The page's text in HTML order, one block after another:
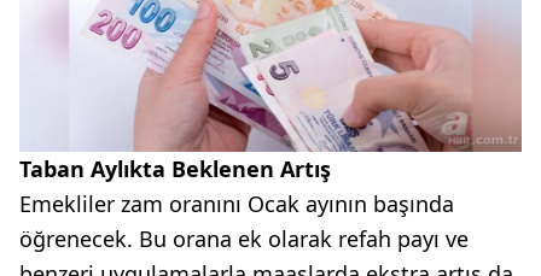
Taban Aylıkta Beklenen Artış
Emekliler zam oranını Ocak ayının başında
öğrenecek. Bu orana ek olarak refah payı ve